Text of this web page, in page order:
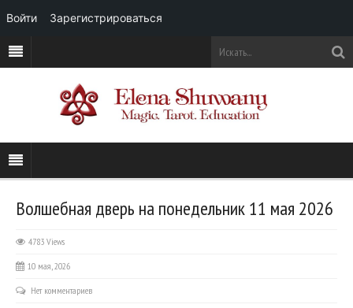
Волшебная дверь на понедельник 11 мая 2026
4783 Views
10 мая, 2026
Нет комментариев
Войти Зарегистрироваться